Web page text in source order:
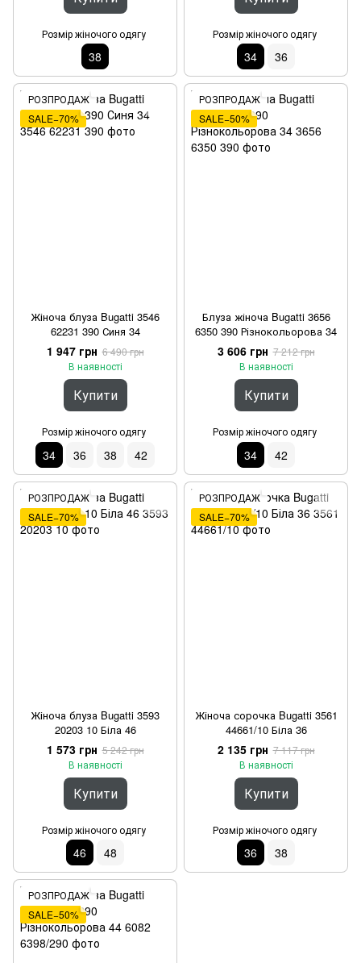
Розмір жіночого одягу
38
Розмір жіночого одягу
34 36
РОЗПРОДАЖ
SALE−70%
Жіноча блуза Bugatti 3546
62231 390 Синя 34
1 947 грн 6 490 грн
В наявності
Купити
Розмір жіночого одягу
34 36 38 42
РОЗПРОДАЖ
SALE−50%
Блуза жіноча Bugatti 3656
6350 390 Різнокольорова 34
3 606 грн 7 212 грн
В наявності
Купити
Розмір жіночого одягу
34 42
РОЗПРОДАЖ
SALE−70%
Жіноча блуза Bugatti 3593
20203 10 Біла 46
1 573 грн 5 242 грн
В наявності
Купити
Розмір жіночого одягу
46 48
РОЗПРОДАЖ
SALE−70%
Жіноча сорочка Bugatti 3561
44661/10 Біла 36
2 135 грн 7 117 грн
В наявності
Купити
Розмір жіночого одягу
36 38
РОЗПРОДАЖ
SALE−50%